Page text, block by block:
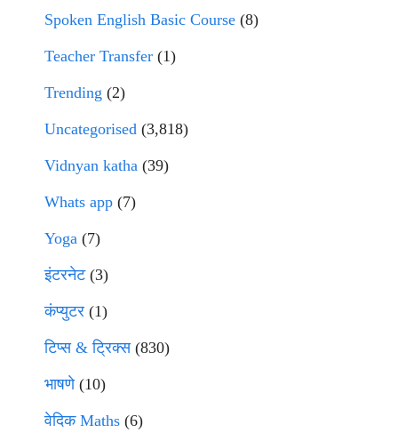
Spoken English Basic Course (8)
Teacher Transfer (1)
Trending (2)
Uncategorised (3,818)
Vidnyan katha (39)
Whats app (7)
Yoga (7)
इंटरनेट(3)
कंप्युटर (1)
टिप्स & ट्रिक्स(830)
भाषणे(10)
वेदिक Maths (6)